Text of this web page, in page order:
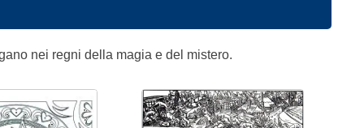
nei regni della magia e del mistero.